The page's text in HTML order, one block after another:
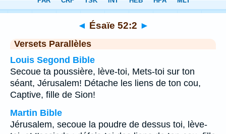
Chapitre 52> Verset 2
◄ Ésaïe 52:2 ►
Versets Parallèles
Louis Segond Bible
Secoue ta poussière, lève-toi, Mets-toi sur ton
séant, Jérusalem! Détache les liens de ton cou,
Captive, fille de Sion!
Martin Bible
Jérusalem, secoue la poudre de dessus toi, lève-